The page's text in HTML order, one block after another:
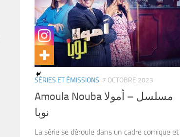
SÉRIES ET ÉMISSIONS 7 OCTOBRE 2023
Amoula Nouba مسلسل – ﺃﻣﻮﻻ
ﻧﻮﺑﺎ
La série se déroule dans un cadre comique et